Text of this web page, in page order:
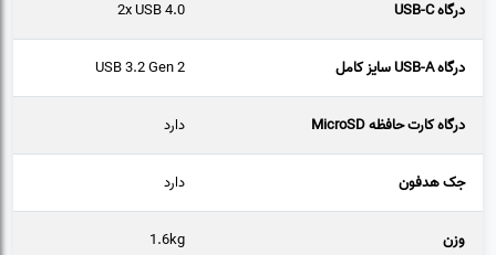
درگاه USB-C 2x USB 4.0
درگاه USB-A سایز کامل USB 3.2 Gen 2
درگاه کارت حافظه MicroSD دارد
جک هدفون دارد
وزن 1.6kg